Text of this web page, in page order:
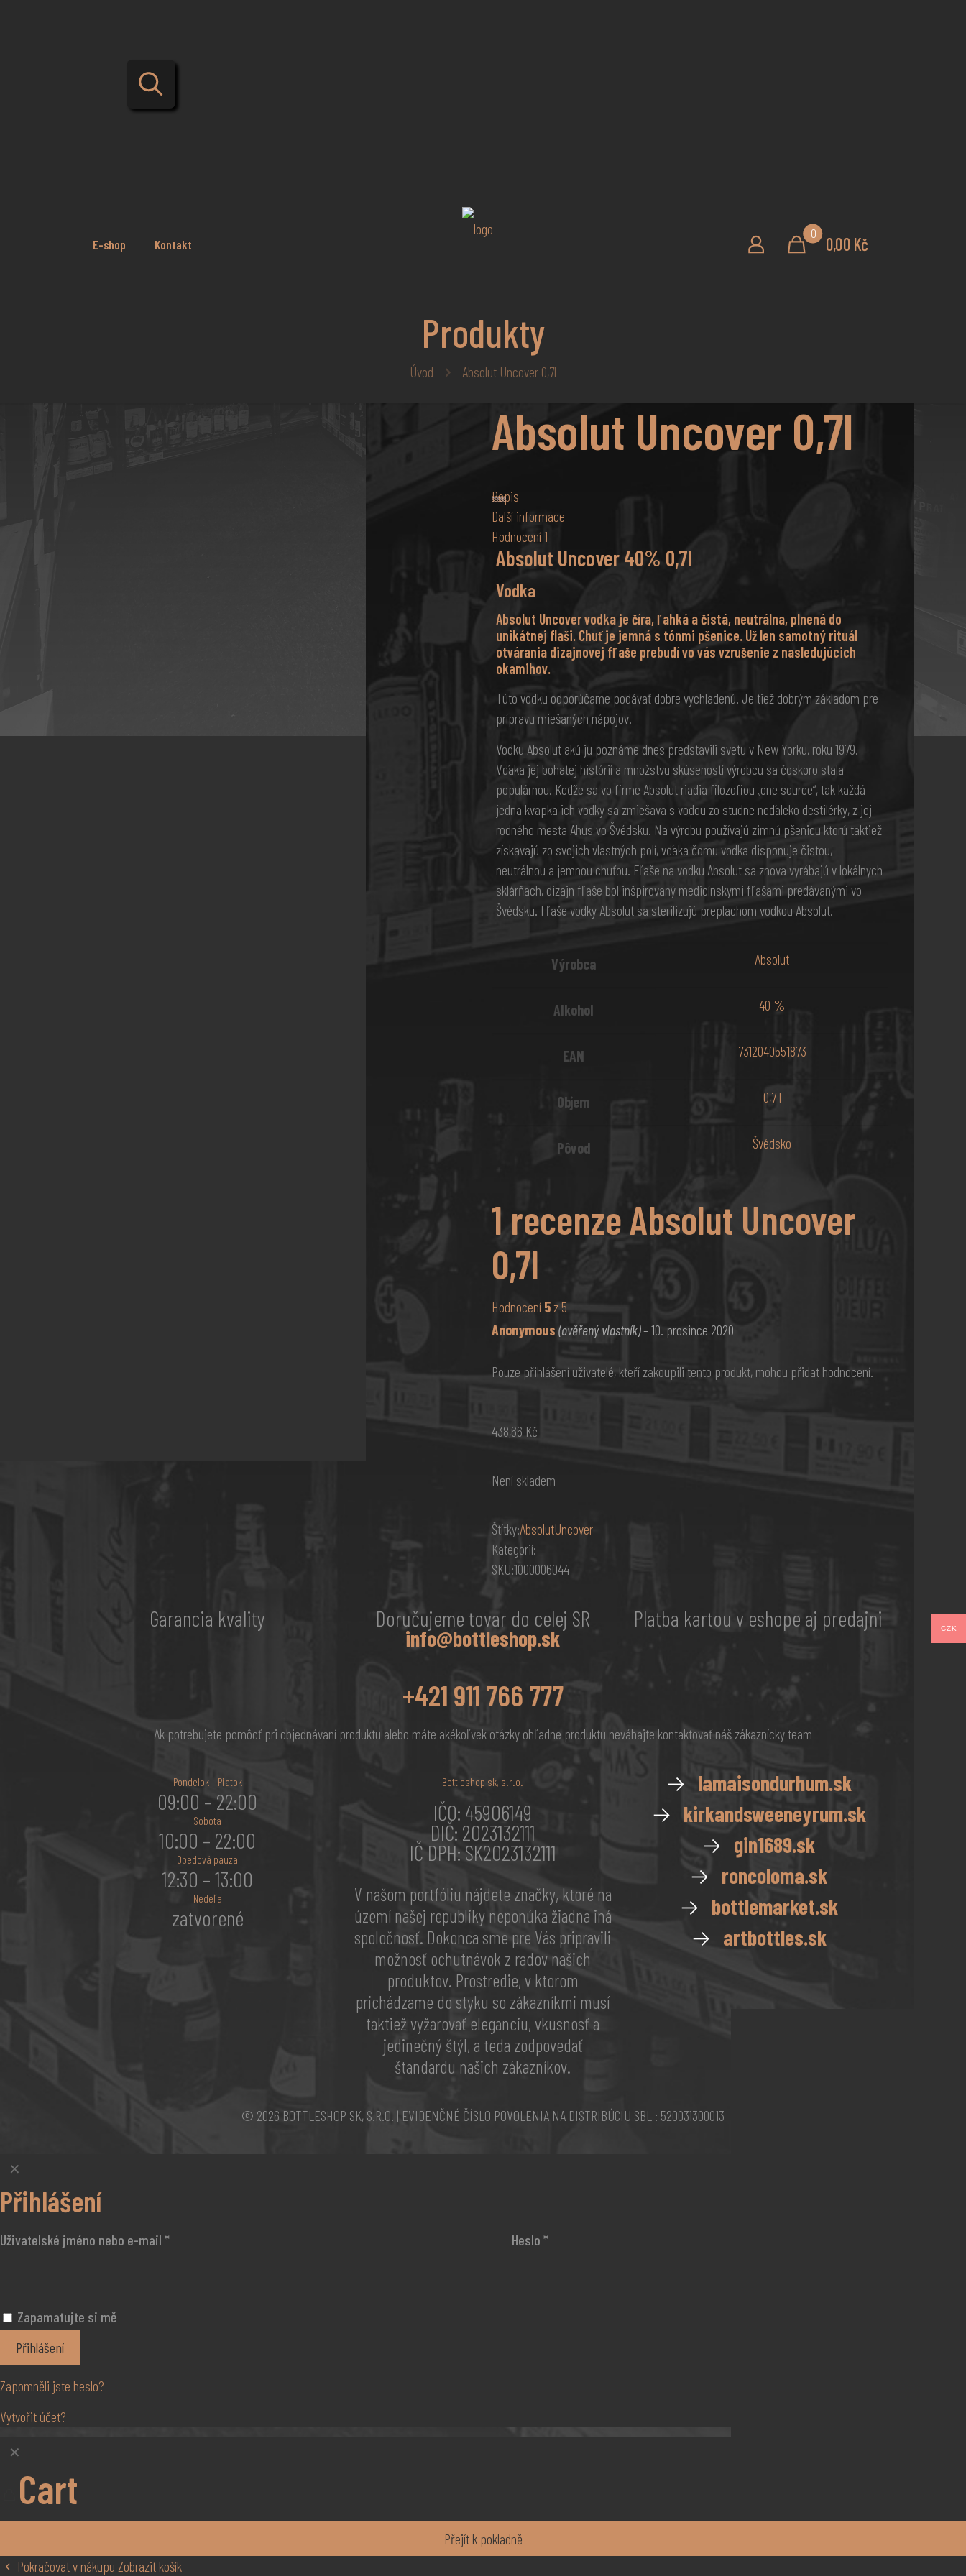
E-shop Kontakt
0
0,00 Kč
Produkty
Úvod Absolut Uncover 0,7l
Absolut Uncover 0,7l
Popis
Další informace
Hodnocení1
Absolut Uncover 40% 0,7l
Vodka
Absolut Uncover vodka je číra, ľahká a čistá, neutrálna, plnená do
unikátnej flaši. Chuť je jemná s tónmi pšenice. Už len samotný rituál
otvárania dizajnovej fľaše prebudí vo vás vzrušenie z nasledujúcich
okamihov.
Túto vodku odporúčame podávať dobre vychladenú. Je tiež dobrým základom pre
prípravu miešaných nápojov.
Vodku Absolut akú ju poznáme dnes predstavili svetu v New Yorku, roku 1979.
Vďaka jej bohatej histórií a množstvu skúseností výrobcu sa čoskoro stala
populárnou. Keďže sa vo firme Absolut riadia filozofiou „one source“, tak každá
jedna kvapka ich vodky sa zmiešava s vodou zo studne neďaleko destilérky, z jej
rodného mesta Ahus vo Švédsku. Na výrobu používajú zimnú pšenicu ktorú taktiež
získavajú zo svojich vlastných polí, vďaka čomu vodka disponuje čistou,
neutrálnou a jemnou chuťou. Fľaše na vodku Absolut sa znova vyrábajú v lokálnych
sklárňach, dizajn fľaše bol inšpirovaný medicínskymi fľašami predávanými vo
Švédsku. Fľaše vodky Absolut sa sterilizujú preplachom vodkou Absolut.
Výrobca Absolut
Alkohol 40 %
EAN 7312040551873
Objem 0,7 l
Pôvod Švédsko
1 recenzeAbsolut Uncover
0,7l
Hodnocení 5z 5
Anonymous (ověřený vlastník)–10. prosince 2020
Pouze přihlášení uživatelé, kteří zakoupili tento produkt, mohou přidat hodnocení.
438,66 Kč
Není skladem
Štítky:AbsolutUncover
Kategorií:
SKU:1000006044
Garancia kvality Doručujeme tovar do celej SR
info@bottleshop.sk
Platba kartou v eshope aj predajni
+421 911 766 777
Ak potrebujete pomôcť pri objednávaní produktu alebo máte akékoľvek otázky ohľadne produktu neváhajte kontaktovať náš zákaznícky team
Pondelok – Piatok
09:00 – 22:00
Sobota
10:00 – 22:00
Obedová pauza
12:30 – 13:00
Nedeľa
zatvorené
Bottleshop sk, s.r.o.
IČO: 45906149
DIČ: 2023132111
IČ DPH: SK2023132111
V našom portfóliu nájdete značky, ktoré na
území našej republiky neponúka žiadna iná
spoločnosť. Dokonca sme pre Vás pripravili
možnosť ochutnávok z radov našich
produktov. Prostredie, v ktorom
prichádzame do styku so zákazníkmi musí
taktiež vyžarovať eleganciu, vkusnosť a
jedinečný štýl, a teda zodpovedať
štandardu našich zákazníkov.
→ lamaisondurhum.sk
→ kirkandsweeneyrum.sk
→ gin1689.sk
→ roncoloma.sk
→ bottlemarket.sk
→ artbottles.sk
© 2026 BOTTLESHOP SK, S.R.O. | EVIDENČNÉ ČÍSLO POVOLENIA NA DISTRIBÚCIU SBL : 520031300013
✕
Přihlášení
Uživatelské jméno nebo e-mail * Heslo*
Zapamatujte si mě
Přihlášení
Zapomněli jste heslo?
Vytvořit účet?
✕
Cart
Přejít k pokladně
Pokračovat v nákupu Zobrazit košík
CZK